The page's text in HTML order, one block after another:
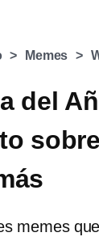
Memes
del
memes